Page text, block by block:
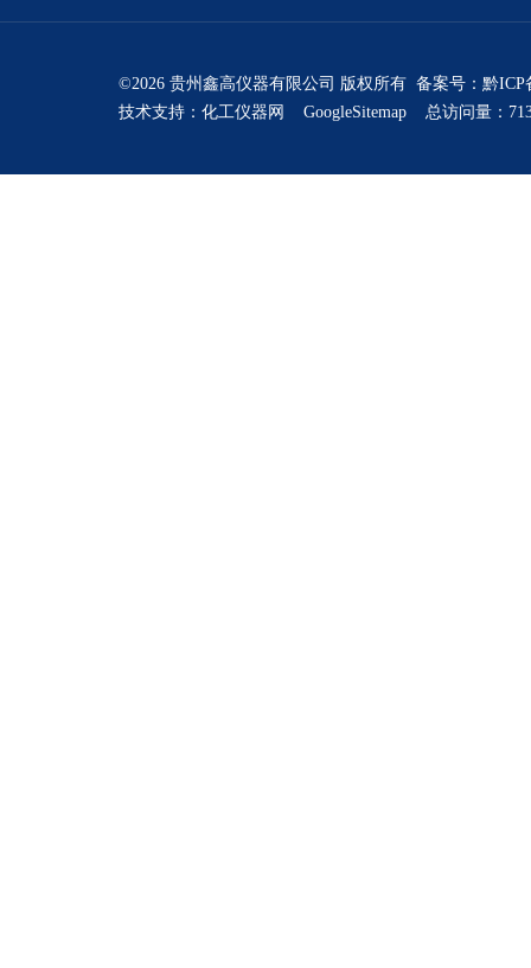
©2026 贵州鑫高仪器有限公司 版权所有 备案号： 黔ICP
技术支持： 化工仪器网 GoogleSitemap 总访问量：